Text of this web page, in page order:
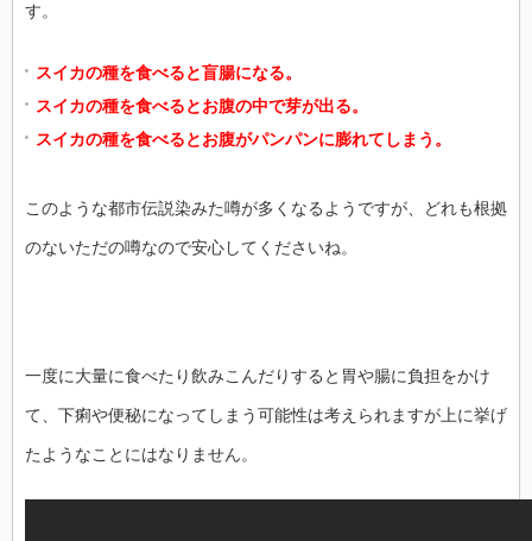
す。
スイカの種を食べると盲腸になる。
スイカの種を食べるとお腹の中で芽が出る。
スイカの種を食べるとお腹がパンパンに膨れてしまう。
このような都市伝説染みた噂が多くなるようですが、どれも根拠
のないただの噂なので安心してくださいね。
一度に大量に食べたり飲みこんだりすると胃や腸に負担をかけ
て、下痢や便秘になってしまう可能性は考えられますが上に挙げ
たようなことにはなりません。